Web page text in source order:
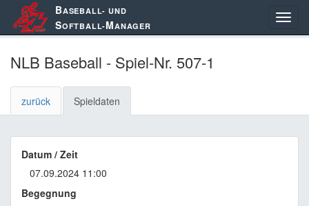
BASEBALL- UND
SOFTBALL-MANAGER
NLB Baseball - Spiel-Nr. 507-1
zurück Spieldaten
Datum / Zeit
07.09.2024 11:00
Begegnung